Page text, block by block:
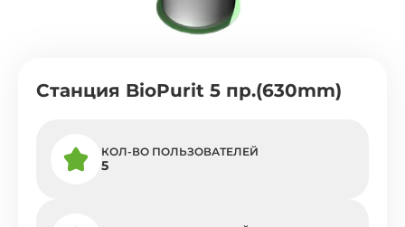
Cтанция BioPurit 5 пр.(630mm)
КОЛ-ВО ПОЛЬЗОВАТЕЛЕЙ
5